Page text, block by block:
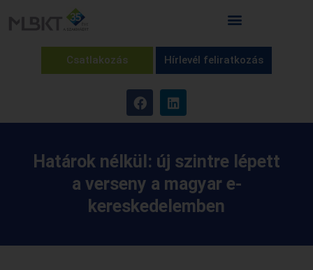
Csatlakozás Hírlevél feliratkozás
Határok nélkül: új szintre lépett
a verseny a magyar e-
kereskedelemben